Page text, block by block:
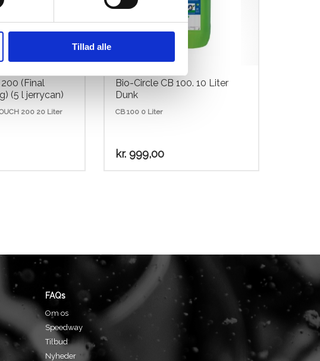
Tillad alle
(Final
(5 l jerrycan)
200 20 Liter
Bio-Circle CB 100. 10 Liter
Dunk
CB 100 0 Liter
kr.999,00
FAQs
Om os
Speedway
Tilbud
Nyheder